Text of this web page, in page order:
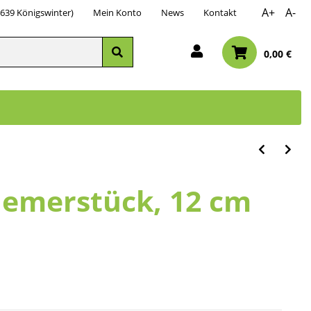
Königswinter) Mein Konto News Kontakt A+ A-
0,00 €
12 cm